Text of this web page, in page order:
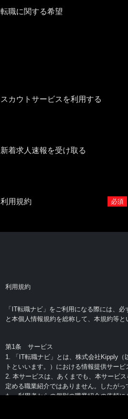
転職に関する希望
スカウトサービスを利用する
新着求人速報を受け取る
必須
利用規約
利用規約
「IT転職ナビ」をご利用になる際には、
と本個人情報規約を総称して、本規約等と
第1条 サービス
1. 「IT転職ナビ」とは、株式会社Kipply
トといいます。）における情報提供サー
2. 本サービスは、あくまでも、本サービ
定める職業紹介ではありません。したが
た、利用者からの個別の職業紹介の依頼に